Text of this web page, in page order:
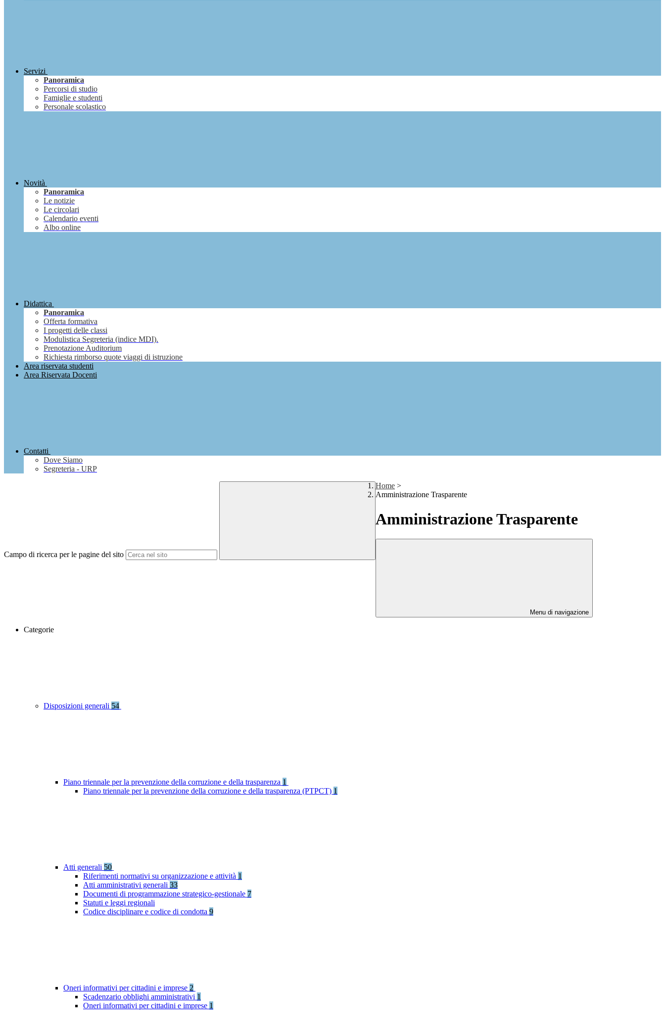
Servizi
Panoramica
Percorsi di studio
Famiglie e studenti
Personale scolastico
Novità
Panoramica
Le notizie
Le circolari
Calendario eventi
Albo online
Didattica
Panoramica
Offerta formativa
I progetti delle classi
Modulistica Segreteria (indice MDI).
Prenotazione Auditorium
Richiesta rimborso quote viaggi di istruzione
Area riservata studenti
Area Riservata Docenti
Contatti
Dove Siamo
Segreteria - URP
Campo di ricerca per le pagine del sito
Home >
Amministrazione Trasparente
Amministrazione Trasparente
Menu di navigazione
Categorie
Disposizioni generali 54
Piano triennale per la prevenzione della corruzione e della trasparenza 1
Piano triennale per la prevenzione della corruzione e della trasparenza (PTPCT) 1
Atti generali 50
Riferimenti normativi su organizzazione e attività 1
Atti amministrativi generali 33
Documenti di programmazione strategico-gestionale 7
Statuti e leggi regionali
Codice disciplinare e codice di condotta 9
Oneri informativi per cittadini e imprese 2
Scadenzario obblighi amministrativi 1
Oneri informativi per cittadini e imprese 1